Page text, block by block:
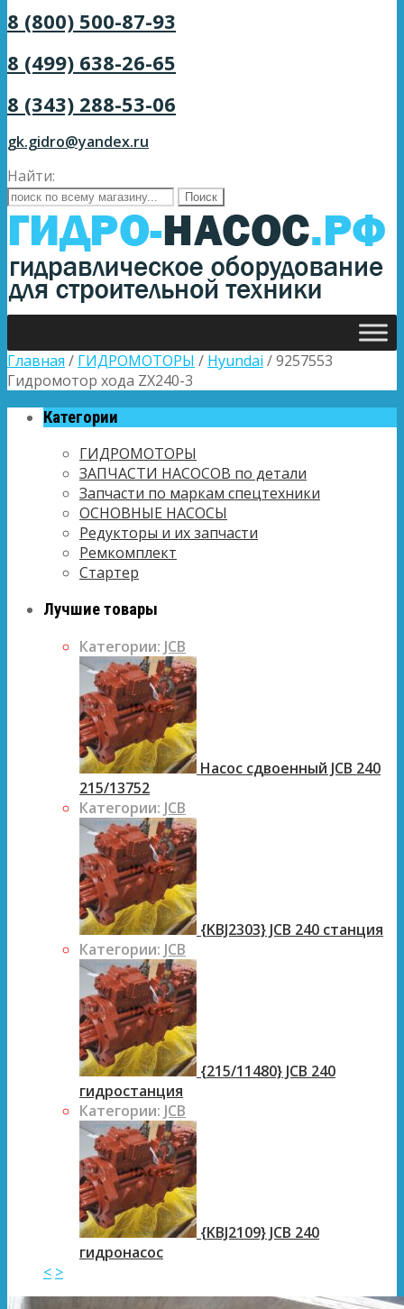
8 (800) 500-87-93
8 (499) 638-26-65
8 (343) 288-53-06
gk.gidro@yandex.ru
Найти:
Главная / ГИДРОМОТОРЫ / Hyundai / 9257553
Гидромотор хода ZX240-3
Категории
ГИДРОМОТОРЫ
ЗАПЧАСТИ НАСОСОВ по детали
Запчасти по маркам спецтехники
ОСНОВНЫЕ НАСОСЫ
Редукторы и их запчасти
Ремкомплект
Стартер
Лучшие товары
Категории: JCB
Насос сдвоенный JCB 240
215/13752
Категории: JCB
{KBJ2303} JCB 240 станция
Категории: JCB
{215/11480} JCB 240
гидростанция
Категории: JCB
{KBJ2109} JCB 240
гидронасос
< >